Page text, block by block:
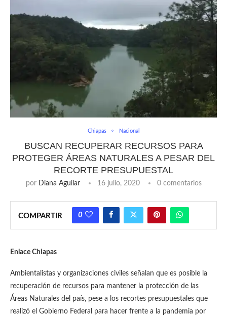
Chiapas Nacional
BUSCAN RECUPERAR RECURSOS PARA
PROTEGER ÁREAS NATURALES A PESAR DEL
RECORTE PRESUPUESTAL
por Diana Aguilar 16 julio, 2020 0 comentarios
COMPARTIR 0
Enlace Chiapas
Ambientalistas y organizaciones civiles señalan que es posible la
recuperación de recursos para mantener la protección de las
Áreas Naturales del país, pese a los recortes presupuestales que
realizó el Gobierno Federal para hacer frente a la pandemia por